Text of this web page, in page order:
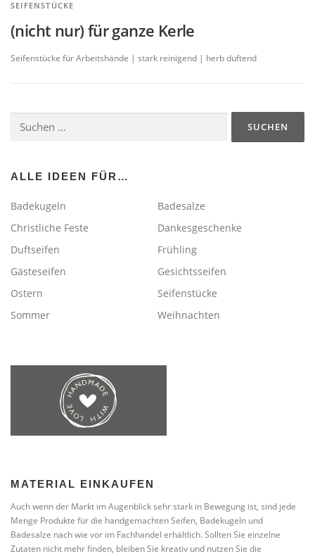
SEIFENSTÜCKE
(nicht nur) für ganze Kerle
Seifenstücke für Arbeitshände | stark reinigend | herb duftend
nach:
ALLE IDEEN FÜR…
Badekugeln
Badesalze
Christliche Feste
Dankesgeschenke
Duftseifen
Frühling
Gästeseifen
Gesichtsseifen
Ostern
Seifenstücke
Sommer
Weihnachten
MATERIAL EINKAUFEN
Auch wenn der Markt im Augenblick sehr stark in Bewegung ist, sind jede
Menge Produkte für die handgemachten Seifen, Badekugeln und
Badesalze nach wie vor im Fachhandel erhältlich. Sollten Sie einzelne
Zutaten nicht mehr finden, bleiben Sie kreativ und nutzen Sie die